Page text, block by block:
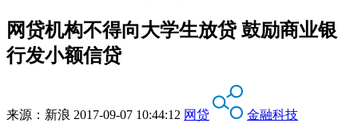
网贷机构不得向大学生放贷 鼓励商业银
行发小额信贷
来源： 新浪 2017-09-07 10:44:12 网贷
金融科技